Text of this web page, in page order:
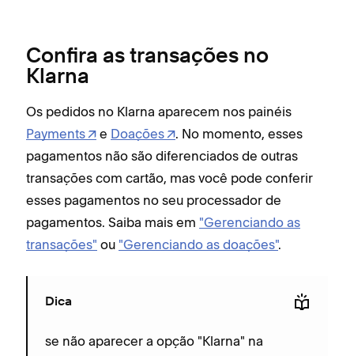
Confira as transações no
Klarna
Os pedidos no Klarna aparecem nos painéis
Payments
e Doações
. No momento, esses
pagamentos não são diferenciados de outras
transações com cartão, mas você pode conferir
esses pagamentos no seu processador de
pagamentos. Saiba mais em "Gerenciando as
transações" ou "Gerenciando as doações".
Dica
se não aparecer a opção "Klarna" na